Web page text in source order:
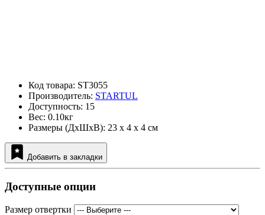
Код товара: ST3055
Производитель: STARTUL
Доступность: 15
Вес: 0.10кг
Размеры (ДxШxВ): 23 x 4 x 4 см
Добавить в закладки
Доступные опции
Размер отвертки